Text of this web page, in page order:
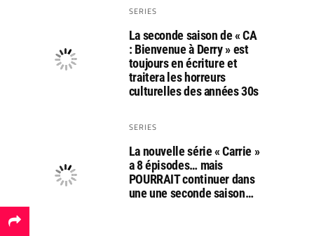
SERIES
La seconde saison de « CA
: Bienvenue à Derry » est
toujours en écriture et
traitera les horreurs
culturelles des années 30s
SERIES
La nouvelle série « Carrie »
a 8 épisodes… mais
POURRAIT continuer dans
une une seconde saison…